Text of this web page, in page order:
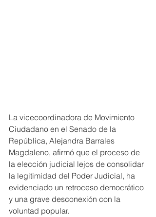
La vicecoordinadora de Movimiento
Ciudadano en el Senado de la
República, Alejandra Barrales
Magdaleno, afirmó que el proceso de
la elección judicial lejos de consolidar
la legitimidad del Poder Judicial, ha
evidenciado un retroceso democrático
y una grave desconexión con la
voluntad popular.